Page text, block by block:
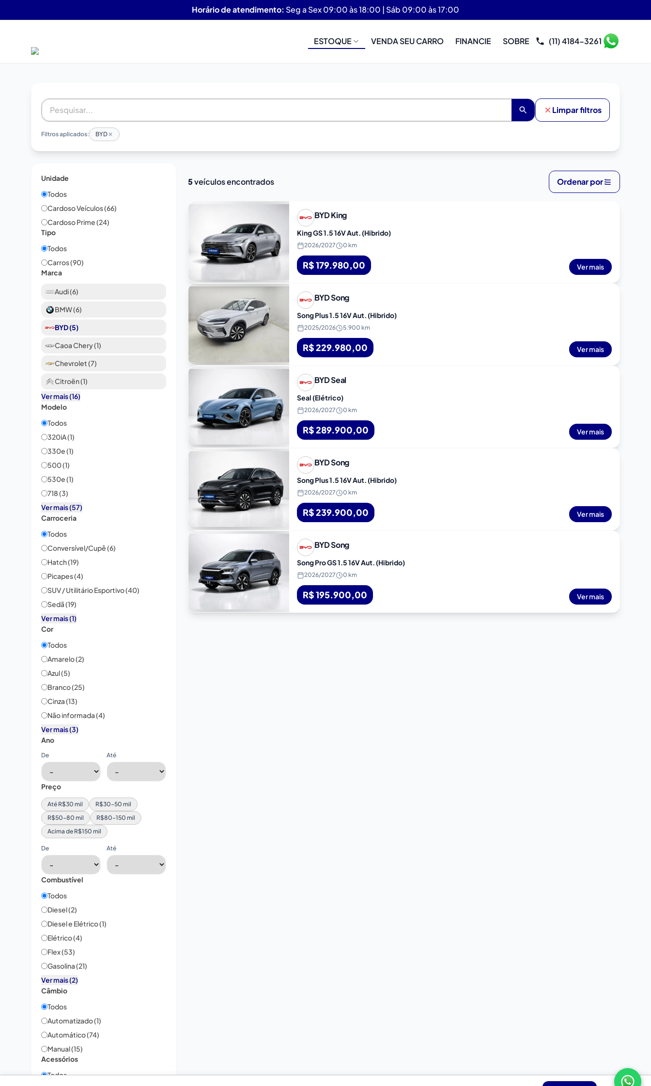
Horário de atendimento: Seg a Sex 09:00 às 18:00 | Sáb 09:00 às 17:00
ESTOQUE VENDA SEU CARRO FINANCIE SOBRE (11) 4184-3261
Limpar filtros
Filtros aplicados: BYD
Unidade
Todos
Cardoso Veículos (66)
Cardoso Prime (24)
Tipo
Todos
Carros (90)
Marca
Audi (6)
BMW (6)
BYD (5)
Caoa Chery (1)
Chevrolet (7)
Citroën (1)
Ver mais (16)
Modelo
Todos
320iA (1)
330e (1)
500 (1)
530e (1)
718 (3)
Ver mais (57)
Carroceria
Todos
Conversível/Cupê (6)
Hatch (19)
Picapes (4)
SUV / Utilitário Esportivo (40)
Sedã (19)
Ver mais (1)
Cor
Todos
Amarelo (2)
Azul (5)
Branco (25)
Cinza (13)
Não informada (4)
Ver mais (3)
Ano
De Até
Preço
Até R$30 mil
R$30–50 mil
R$50–80 mil
R$80–150 mil
Acima de R$150 mil
De Até
Combustível
Todos
Diesel (2)
Diesel e Elétrico (1)
Elétrico (4)
Flex (53)
Gasolina (21)
Ver mais (2)
Câmbio
Todos
Automatizado (1)
Automático (74)
Manual (15)
Acessórios
Todos
5veículos encontrados Ordenar por
BYDKing
King GS 1.5 16V Aut. (Hibrido)
2026/2027 0 km
R$ 179.980,00 Ver mais
BYDSong
Song Plus 1.5 16V Aut. (Hibrido)
2025/2026 5.900 km
R$ 229.980,00 Ver mais
BYDSeal
Seal (Elétrico)
2026/2027 0 km
R$ 289.900,00 Ver mais
BYDSong
Song Plus 1.5 16V Aut. (Hibrido)
2026/2027 0 km
R$ 239.900,00 Ver mais
BYDSong
Song Pro GS 1.5 16V Aut. (Hibrido)
2026/2027 0 km
R$ 195.900,00 Ver mais